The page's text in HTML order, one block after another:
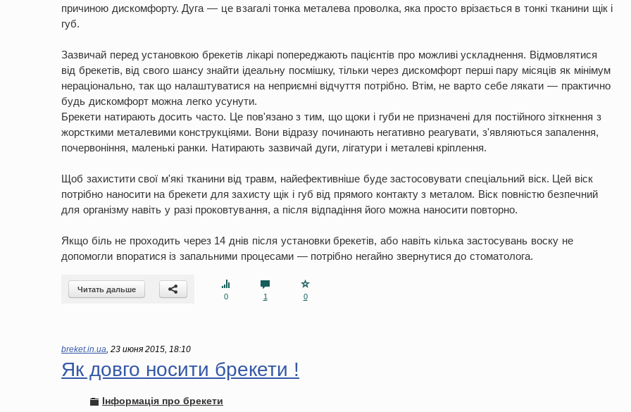
причиною дискомфорту. Дуга — це взагалі тонка металева проволка, яка просто врізається в тонкі тканини щік і
губ.
Зазвичай перед установкою брекетів лікарі попереджають пацієнтів про можливі ускладнення. Відмовлятися
від брекетів, від свого шансу знайти ідеальну посмішку, тільки через дискомфорт перші пару місяців як мінімум
нераціонально, так що налаштуватися на неприємні відчуття потрібно. Втім, не варто себе лякати — практично
будь дискомфорт можна легко усунути.
Брекети натирають досить часто. Це пов'язано з тим, що щоки і губи не призначені для постійного зіткнення з
жорсткими металевими конструкціями. Вони відразу починають негативно реагувати, з'являються запалення,
почервоніння, маленькі ранки. Натирають зазвичай дуги, лігатури і металеві кріплення.
Щоб захистити свої м'які тканини від травм, найефективніше буде застосовувати спеціальний віск. Цей віск
потрібно наносити на брекети для захисту щік і губ від прямого контакту з металом. Віск повністю безпечний
для організму навіть у разі проковтування, а після відпадіння його можна наносити повторно.
Якщо біль не проходить через 14 днів після установки брекетів, або навіть кілька застосувань воску не
допомогли впоратися із запальними процесами — потрібно негайно звернутися до стоматолога.
Читать дальше
0
1 0
breket.in.ua, 23 июня 2015, 18:10
Як довго носити брекети !
Інформація про брекети